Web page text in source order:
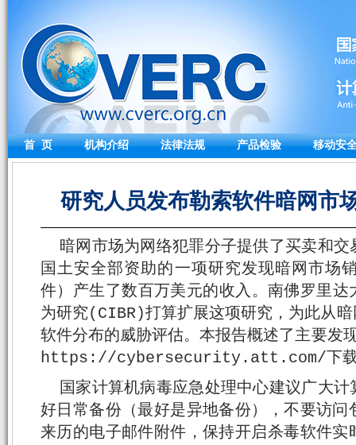
首 页 机构介绍 法律法规 产品检验 移动安
研究人员发布勒索软件暗网
暗网市场为网络犯罪分子提供了买卖和
国土安全部资助的一项研究发现暗网市场
件）产生了数百万美元的收入。南佛罗里
为研究(CIBR)打算扩展这项研究，为此从
软件分布的威胁评估。本报告概述了主要发
https://cybersecurity.att.com/下
国家计算机病毒应急处理中心建议广大
好日常备份（最好是异地备份），不要访
来历的电子邮件附件，保持开启杀毒软件